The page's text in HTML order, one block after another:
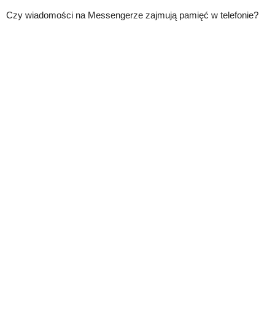
Czy wiadomości na Messengerze zajmują pamięć w telefonie?